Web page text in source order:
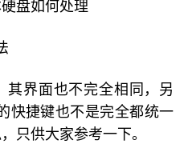
其界面也不完全相同，另
快捷键也不是完全都统一
只供大家参考一下。